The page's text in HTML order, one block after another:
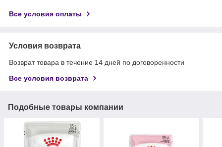
Все условия оплаты
Условия возврата
Возврат товара в течение 14 дней по договоренности
Все условия возврата
Подобные товары компании